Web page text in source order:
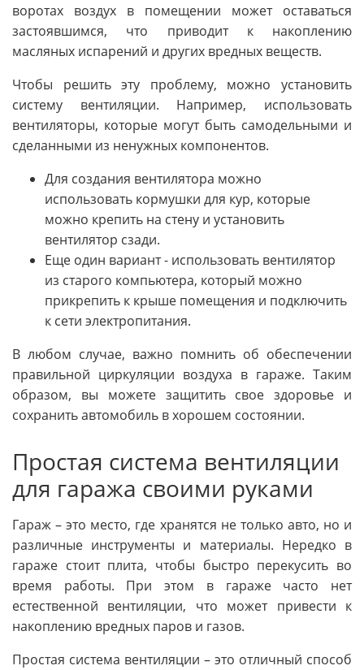
воротах воздух в помещении может оставаться
застоявшимся, что приводит к накоплению
масляных испарений и других вредных веществ.
Чтобы решить эту проблему, можно установить
систему вентиляции. Например, использовать
вентиляторы, которые могут быть самодельными и
сделанными из ненужных компонентов.
Для создания вентилятора можно
использовать кормушки для кур, которые
можно крепить на стену и установить
вентилятор сзади.
Еще один вариант - использовать вентилятор
из старого компьютера, который можно
прикрепить к крыше помещения и подключить
к сети электропитания.
В любом случае, важно помнить об обеспечении
правильной циркуляции воздуха в гараже. Таким
образом, вы можете защитить свое здоровье и
сохранить автомобиль в хорошем состоянии.
Простая система вентиляции
для гаража своими руками
Гараж – это место, где хранятся не только авто, но и
различные инструменты и материалы. Нередко в
гараже стоит плита, чтобы быстро перекусить во
время работы. При этом в гараже часто нет
естественной вентиляции, что может привести к
накоплению вредных паров и газов.
Простая система вентиляции – это отличный способ